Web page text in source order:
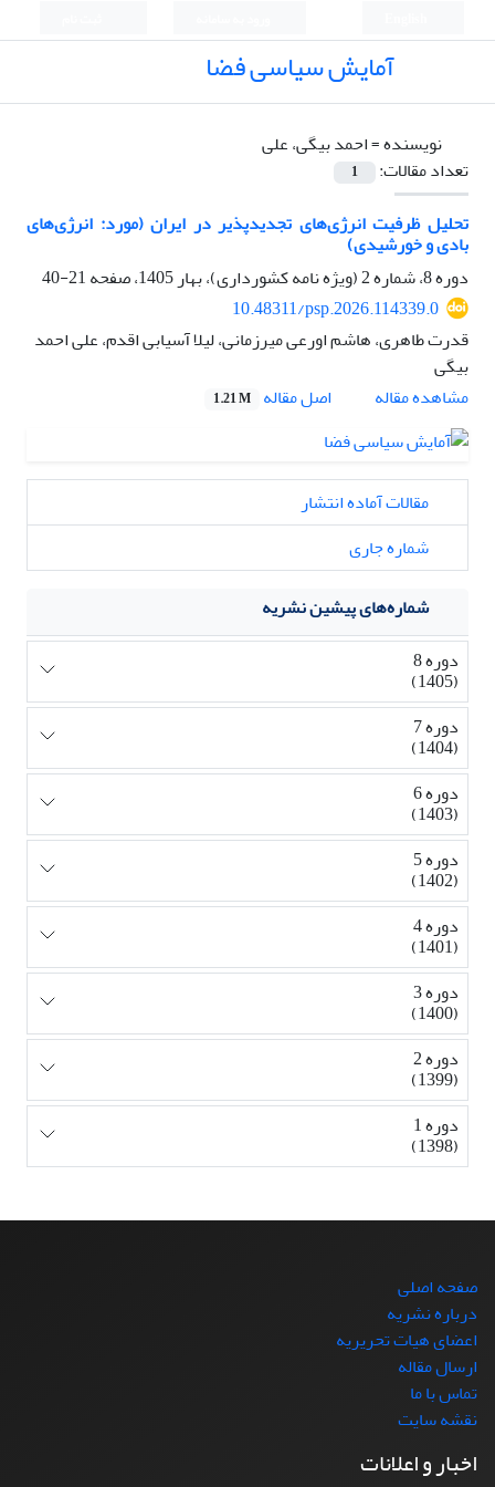
آمایش سیاسی فضا
نویسنده =احمد بیگی، علی
تعداد مقالات:
1
تحلیل ظرفیت انرژی­‌های تجدیدپذیر در ایران (مورد: انرژی‌های
بادی و خورشیدی)
دوره 8، شماره 2 (ویژه نامه کشورداری)، بهار 1405، صفحه
21-40
10.48311/psp.2026.114339.0
قدرت طاهری، هاشم اورعی میرزمانی، لیلا آسیابی اقدم، علی احمد
بیگی
مشاهده مقاله
اصل مقاله 1.21 M
مقالات آماده انتشار
شماره جاری
شماره‌های پیشین نشریه
دوره 8
(1405)
دوره 7
(1404)
دوره 6
(1403)
دوره 5
(1402)
دوره 4
(1401)
دوره 3
(1400)
دوره 2
(1399)
دوره 1
(1398)
صفحه اصلی
درباره نشریه
اعضای هیات تحریریه
ارسال مقاله
تماس با ما
نقشه سایت
اخبار و اعلانات